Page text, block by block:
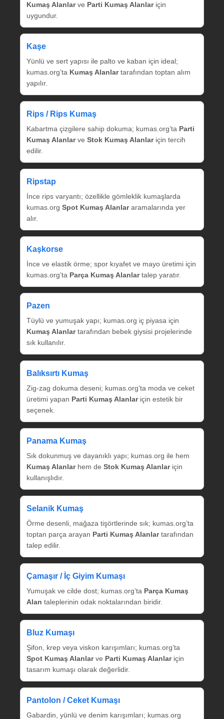
Kumaş Alanlarve Parti Kumaş Alanlariçin
uygundur.
Kaşe
Yünlü ve sert yapısı ile palto ve kaban için ideal;
kumas.org’ta Kumaş Alanlartarafından toptan alım
yapılır.
Rips / Rips Kumaş
Kabartma çizgilere sahip dokuma; kumas.org’ta Parti
Kumaş Alanlarve Stok Kumaş Alanlariçin tercih
edilir.
Ripstap
İnce rips varyantı; özellikle gömleklik kumaşlarda
kumas.org Spot Kumaş Alanlararamalarında yer
alır.
Kaşkorse
İnce ve elastik örme; spor kıyafet ve mayo üretimi için
kumas.org’ta Parça Kumaş Alanlartalep yaratır.
Pazen
Tüylü ve yumuşak yapı; kumas.org iç piyasa için
Kumaş Alanlartarafından bebek giysisi projelerinde
sık kullanılır.
Balıksırtı Kumaş
Zig‑zag dokuma deseni; kumas.org’ta moda ve ceket
üretimi yapan Parti Kumaş Alanlariçin estetik bir
seçenek.
Panama Kumaş
Sık dokunmuş ve dayanıklı yapı; kumas.org ile hem
Kumaş Alanlarhem de Stok Kumaş Alanlariçin
kullanışlıdır.
Selanik Kumaş
Örme desenli, mağaza tişörtlerinde sık; kumas.org’ta
toptan parça arayan Parti Kumaş Alanlartarafından
talep edilir.
Çamaşır / İç Giyim Kumaşı
Yumuşak ve cilde dost; kumas.org’ta Parça Kumaş
Alan taleplerinin odak noktalarından biridir.
Bluz Kumaşı
Şifon, krep veya viskon karışımları; kumas.org’ta
Spot Kumaş Alanlarve Parti Kumaş Alanlariçin
tasarım kumaşı olarak değerlidir.
Pantolon / Ceket Kumaşı
Gabardin, yünlü ve denim karışımları; kumas.org